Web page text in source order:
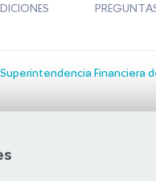
Superintendencia Financiera